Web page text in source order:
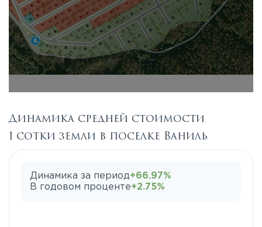
Динамика средней стоимости
1 сотки земли в поселке Ваниль
Динамика за период+66.97%
В годовом проценте+2.75%